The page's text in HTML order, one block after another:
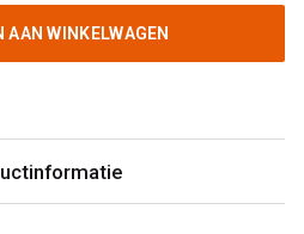
AAN WINKELWAGEN